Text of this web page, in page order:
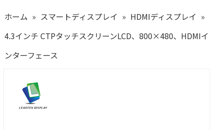
ホーム » スマートディスプレイ » HDMIディスプレイ »
4.3インチ CTPタッチスクリーンLCD、800×480、HDMIイ
ンターフェース